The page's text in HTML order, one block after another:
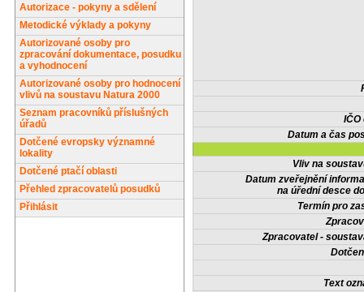
Autorizace - pokyny a sdělení
Metodické výklady a pokyny
Autorizované osoby pro
zpracování dokumentace, posudku
a vyhodnocení
Autorizované osoby pro hodnocení
vlivů na soustavu Natura 2000
Seznam pracovníků příslušných
úřadů
Dotčené evropsky významné
lokality
Dotčené ptačí oblasti
Přehled zpracovatelů posudků
Přihlásit
IČO
Datum a čas
Vliv na
Datum zveřejnění
na úřední desce
Termín pro
Zpracovatel -
Text